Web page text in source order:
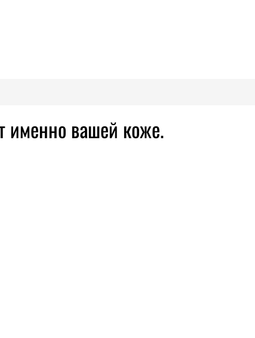
именно вашей коже.